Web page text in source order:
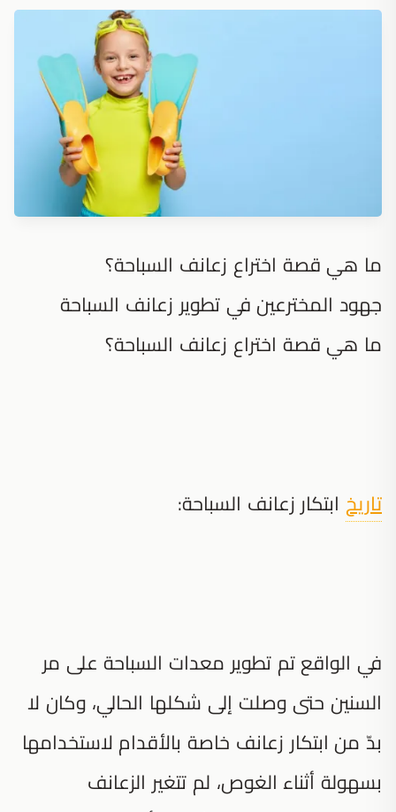
ما هي قصة اختراع زعانف السباحة؟
جهود المخترعين في تطوير زعانف السباحة
ما هي قصة اختراع زعانف السباحة؟
تاريخ ابتكار زعانف السباحة:
في الواقع تم تطوير معدات السباحة على مر
السنين حتى وصلت إلى شكلها الحالي، وكان لا
بدّ من ابتكار زعانف خاصة بالأقدام لاستخدامها
بسهولة أثناء الغوص، لم تتغير الزعانف